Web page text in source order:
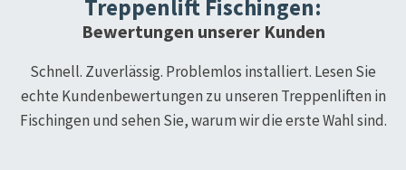
Treppenlift Fischingen:
Bewertungen unserer Kunden
Schnell. Zuverlässig. Problemlos installiert. Lesen Sie
echte Kundenbewertungen zu unseren Treppenliften in
Fischingen und sehen Sie, warum wir die erste Wahl sind.